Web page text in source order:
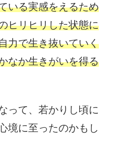
いる実感をえるため
ヒリヒリした状態に
力で生き抜いていく
なか生きがいを得る
って、若かりし頃に
境に至ったのかもし